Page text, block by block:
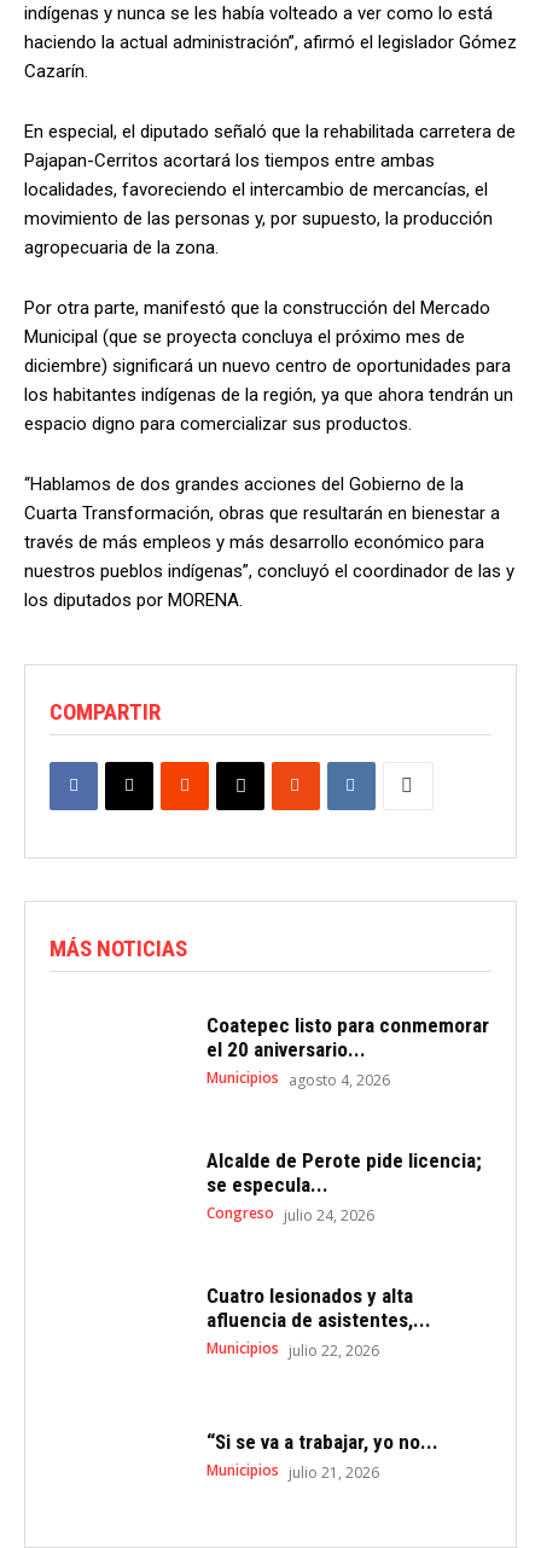
indígenas y nunca se les había volteado a ver como lo está
haciendo la actual administración”, afirmó el legislador Gómez
Cazarín.
En especial, el diputado señaló que la rehabilitada carretera de
Pajapan-Cerritos acortará los tiempos entre ambas
localidades, favoreciendo el intercambio de mercancías, el
movimiento de las personas y, por supuesto, la producción
agropecuaria de la zona.
Por otra parte, manifestó que la construcción del Mercado
Municipal (que se proyecta concluya el próximo mes de
diciembre) significará un nuevo centro de oportunidades para
los habitantes indígenas de la región, ya que ahora tendrán un
espacio digno para comercializar sus productos.
“Hablamos de dos grandes acciones del Gobierno de la
Cuarta Transformación, obras que resultarán en bienestar a
través de más empleos y más desarrollo económico para
nuestros pueblos indígenas”, concluyó el coordinador de las y
los diputados por MORENA.
COMPARTIR
MÁS NOTICIAS
Coatepec listo para conmemorar
el 20 aniversario...
Municipios agosto 4, 2026
Alcalde de Perote pide licencia;
se especula...
Congreso julio 24, 2026
Cuatro lesionados y alta
afluencia de asistentes,...
Municipios julio 22, 2026
“Si se va a trabajar, yo no...
Municipios julio 21, 2026